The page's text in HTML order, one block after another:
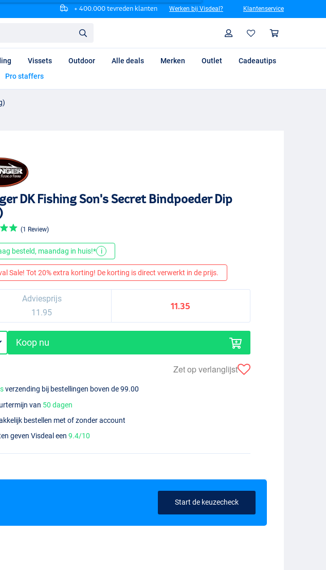
+ 400.000 tevreden klanten Werken bij Visdeal? Klantenservice
Profiel
Vissets Outdoor Alle deals Merken Outlet
Cadeautips
Pro staffers
DK Fishing Son's Secret Bindpoeder Dip
(1 Review)
besteld, maandag in huis!* i
Sale! Tot 20% extra korting! De korting is direct verwerkt in de prijs.
Adviesprijs
11.95
11.35
Koop nu
Zet op verlanglijst
verzending bij bestellingen boven de 99.00
van 50 dagen
bestellen met of zonder account
geven Visdeal een9.4/10
Start de keuzecheck